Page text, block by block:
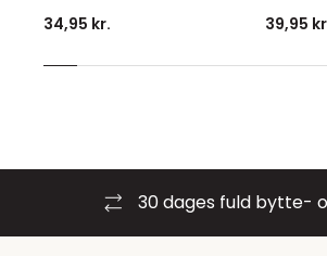
34,95 kr.
39,95
30 dages fuld bytte-